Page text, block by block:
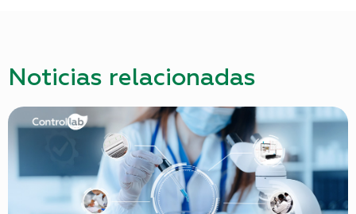
Noticias relacionadas